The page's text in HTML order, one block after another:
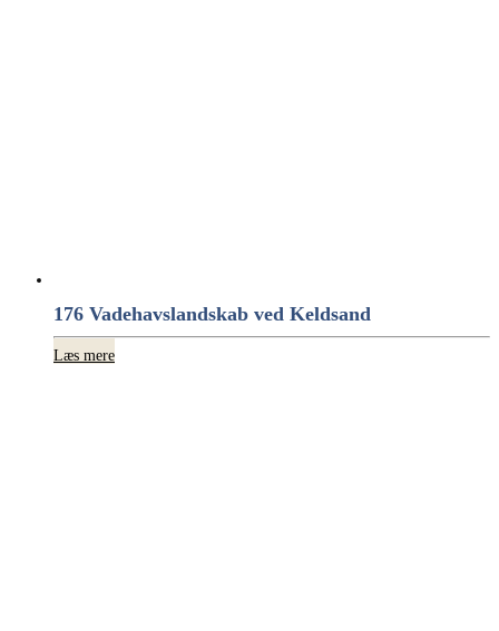
176 Vadehavslandskab ved Keldsand
Læs mere